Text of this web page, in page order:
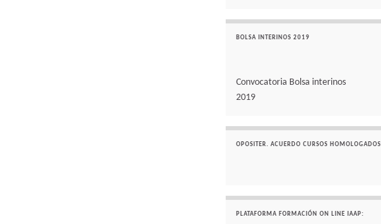
BOLSA INTERINOS 2019
Convocatoria Bolsa interinos
2019
OPOSITER. ACUERDO CURSOS HOMOLOGADOS
PLATAFORMA FORMACIÓN ON LINE IAAP: